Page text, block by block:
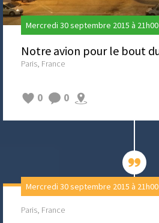
Mercredi 30 septembre 2015 à 21h00
Notre avion pour le bout
Paris, France
0 0
Mercredi 30 septembre 2015 à 21h00
Paris, France